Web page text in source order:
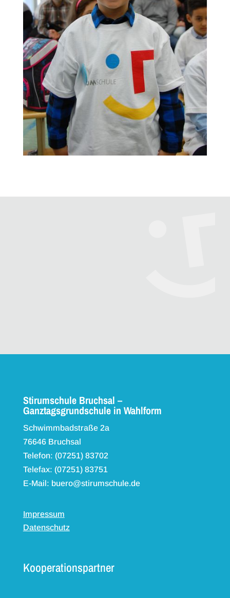
Stirumschule Bruchsal –
Ganztagsgrundschule in Wahlform
Schwimmbadstraße 2a
76646 Bruchsal
Telefon: (07251) 83702
Telefax: (07251) 83751
E-Mail: buero@stirumschule.de
Impressum
Datenschutz
Kooperationspartner